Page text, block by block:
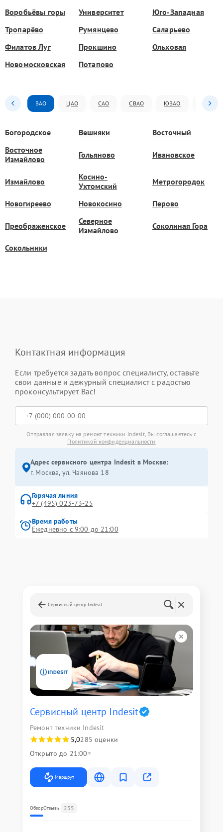
Воробьёвы горы Университет
Юго-Западная
Тропарёво
Румянцево
Саларьево
Филатов Луг
Прокшино
Ольховая
Новомосковская
Потапово
ВАО ЦАО САО СВАО ЮВАО ЮАО
Богородское Вешняки
Восточный
Восточное
Измайлово
Гольяново Ивановское
Измайлово
Косино-
Ухтомский
Метрогородок
Новогиреево Новокосино Перово
Преображенское
Северное
Измайлово
Соколиная Гора
Сокольники
Контактная информация
Если требуется задать вопрос специалисту, оставьте
свои данные и дежурный специалист с радостью
проконсультирует Вас!
Отправляя заявку на ремонт техники Indesit, Вы соглашаетесь с
Политикой конфиденциальности
Адрес сервисного центра Indesit в Москве:
г. Москва, ул. Чаянова 18
Горячая линия
+7 (495) 023-73-25
Время работы
Ежедневно с 9:00 до 21:00
Сервисный центр Indesit
Сервисный центр Indesit
Ремонт техники Indesit
5,0285 оценки
Открыто до 21:00
Маршрут
ОбзорОтзывы 235